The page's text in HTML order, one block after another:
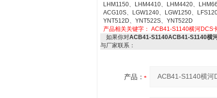
LHM1150、LHM4410、LHM4420、
ACG10S、LGW1240、LGW1250、
YNT512D、YNT522S、YNT522D
产品相关关键字： ACB41-S1140横河DCS
如果你对ACB41-S1140ACB41-S1140横
与厂家联系：
产品：